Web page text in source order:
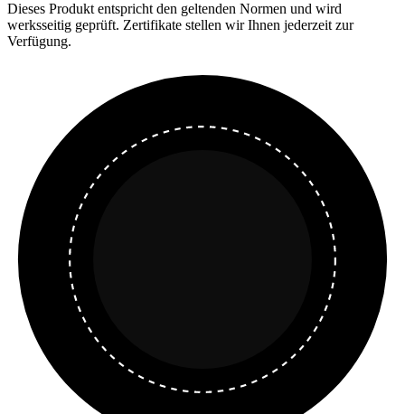
Dieses Produkt entspricht den geltenden Normen und wird
werksseitig geprüft. Zertifikate stellen wir Ihnen jederzeit zur
Verfügung.